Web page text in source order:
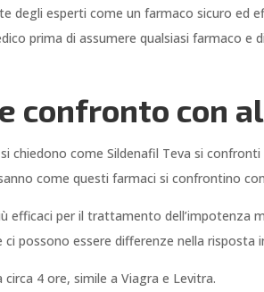
degli esperti come un farmaco sicuro ed
prima di assumere qualsiasi farmaco
confronto con
chiedono come Sildenafil Teva si
come questi farmaci si confrontino
efficaci per il trattamento dell’impotenza
possono essere differenze nella risposta
4 ore, simile a Viagra e Levitra.